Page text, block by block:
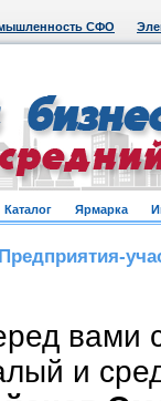
СФО
Каталог Ярмарка
Предприятия-
вами
и